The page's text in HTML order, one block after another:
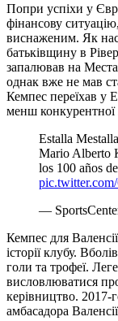
Попри успіхи у
фінансову
виснаженим. Як
батьківщину в
запалював на
однак вже не мав
Кемпес переїхав у
менш конкурентної
Estalla
Mario Alberto
los 100 años
—
Кемпес для
історії клубу.
голи та трофеї.
висловлюватися
керівництво. 2017-
амбасадора